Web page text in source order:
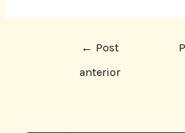
← Post
anterior